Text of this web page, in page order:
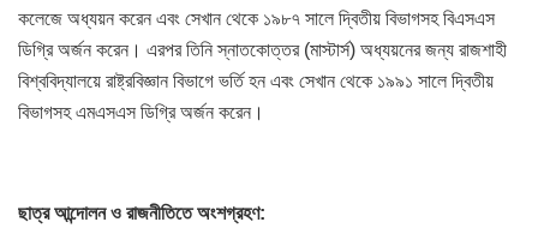
কলেজে অধ্যয়ন করেন এবং সেখান থেকে ১৯৮৭ সালে দ্বিতীয় বিভাগসহ বিএসএস
ডিগ্রি অর্জন করেন। এরপর তিনি স্নাতকোত্তর (মাস্টার্স) অধ্যয়নের জন্য রাজশাহী
বিশ্ববিদ্যালয়ে রাষ্ট্রবিজ্ঞান বিভাগে ভর্তি হন এবং সেখান থেকে ১৯৯১ সালে দ্বিতীয়
বিভাগসহ এমএসএস ডিগ্রি অর্জন করেন।
ছাত্র আন্দোলন ও রাজনীতিতে অংশগ্রহণ: